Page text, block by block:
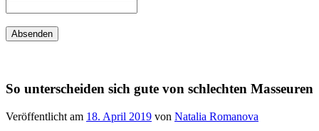
So unterscheiden sich gute von schlechten Masseuren
Veröffentlicht am 18. April 2019 von Natalia Romanova